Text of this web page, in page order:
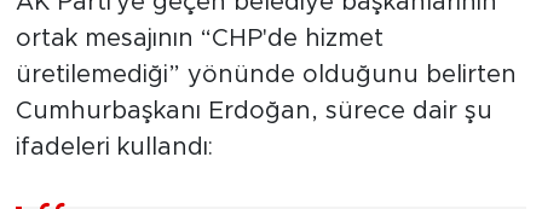
ortak mesajının “CHP'de hizmet
üretilemediği” yönünde olduğunu belirten
Cumhurbaşkanı Erdoğan, sürece dair şu
ifadeleri kullandı: